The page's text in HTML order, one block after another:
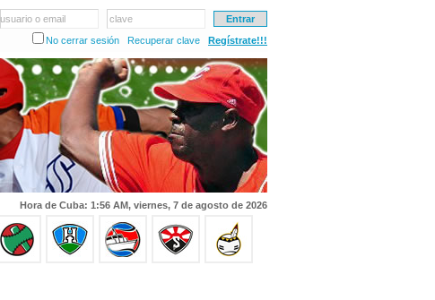
usuario o email
clave
No cerrar sesión
Recuperar clave Regístrate!!!
Hora de Cuba: 1:56 AM, viernes, 7 de agosto de 2026